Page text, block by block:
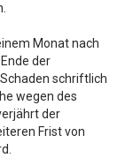
Monat nach
der
schriftlich
wegen des
der
Frist von